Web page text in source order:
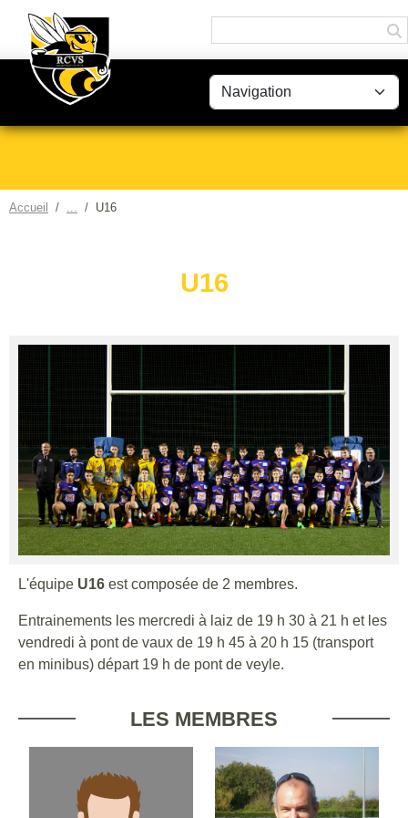
Accueil U16
U16
L'équipe U16 est composée de 2 membres.
Entrainements les mercredi à laiz de 19 h 30 à 21 h et les
vendredi à pont de vaux de 19 h 45 à 20 h 15 (transport
en minibus) départ 19 h de pont de veyle.
LES MEMBRES
Panneau de gestion des cookies